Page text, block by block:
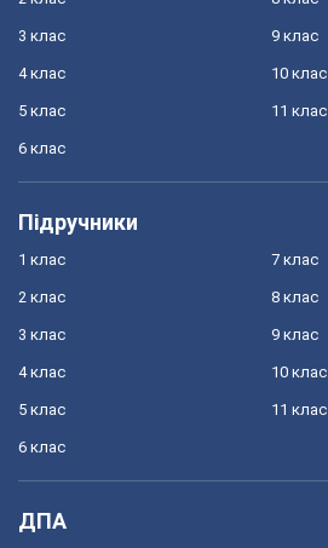
3 клас
4 клас
5 клас
6 клас
9 клас
10 клас
11 клас
Підручники
1 клас
2 клас
3 клас
4 клас
5 клас
6 клас
7 клас
8 клас
9 клас
10 клас
11 клас
ДПА